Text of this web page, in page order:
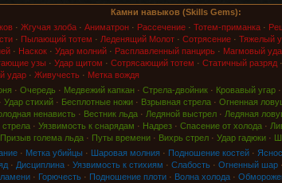
Камни навыков (Skills Gems):
· Жгучая злоба· Аниматрон· Рассечение· Тотем-приманка·
· Пылающий тотем · Леденящий Молот· Сотрясение· Тяжелый
· Наскок· Удар молний· Расплавленный панцирь· Магмовый
узы · Удар щитом · Сотрясающий тотем · Статичный разряд·
удар· Живучесть· Метка вождя
· Очередь · Медвежий капкан· Стрела-двойник· Кровавый угар·
Удар стихий· Бесплотные ножи· Взрывная стрела· Огненная
ненависть · Вестник льда· Ледяной выстрел· Ледяная
· Уязвимость к снарядам · Надрез· Спасение от холода·
Призыв голема льда· Путы времени· Вихрь стрел· Удар гадюки·
· Метка убийцы · Шаровая молния· Подношение костей·
· Дисциплина· Уязвимость к стихиям · Слабость· Огненный шар·
· Горючесть· Подношение плоти· Волна холода·